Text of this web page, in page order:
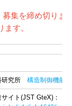
集を締め切りま
す。
研究所 構造制御機能
イト(JST GteX)：